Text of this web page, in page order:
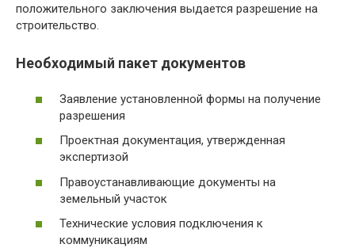
положительного заключения выдается разрешение на
строительство.
Необходимый пакет документов
Заявление установленной формы на получение
разрешения
Проектная документация, утвержденная
экспертизой
Правоустанавливающие документы на
земельный участок
Технические условия подключения к
коммуникациям